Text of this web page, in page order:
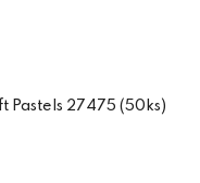
Pastels 27475 (50ks)